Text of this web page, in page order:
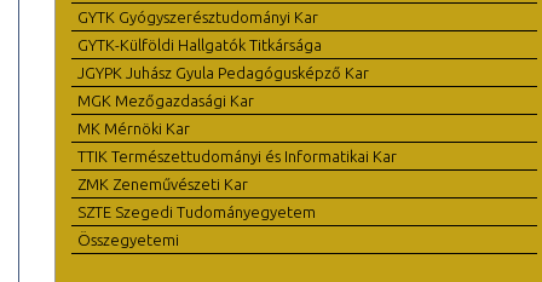
GYTK Gyógyszerésztudományi Kar
GYTK-Külföldi Hallgatók Titkársága
JGYPK Juhász Gyula Pedagógusképző Kar
MGK Mezőgazdasági Kar
MK Mérnöki Kar
TTIK Természettudományi és Informatikai Kar
ZMK Zeneművészeti Kar
SZTE Szegedi Tudományegyetem
Összegyetemi